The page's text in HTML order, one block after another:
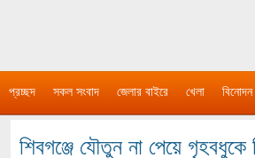
প্রচ্ছদ সকল সংবাদ জেলার বাইরে খেলা বিনোদন
শিবগঞ্জে যৌতুন না পেয়ে গৃহবধুকে